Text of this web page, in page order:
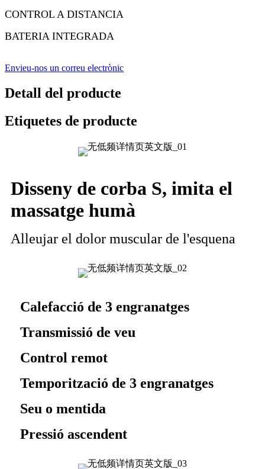
CONTROL A DISTANCIA
BATERIA INTEGRADA
Envieu-nos un correu electrònic
Detall del producte
Etiquetes de producte
Disseny de corba S, imita el
massatge humà
Alleujar el dolor muscular de l'esquena
Calefacció de 3 engranatges
Transmissió de veu
Control remot
Temporització de 3 engranatges
Seu o mentida
Pressió ascendent